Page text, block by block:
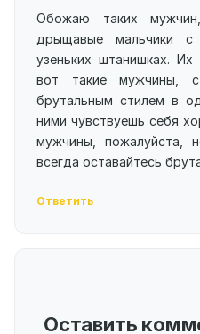
Обожаю таких
дрыщавые мальчики
узеньких штанишках.
вот такие мужчины,
брутальным стилем в
ними чувствуешь себя
мужчины, пожалуйста,
всегда оставайтесь
Ответить
Оставить